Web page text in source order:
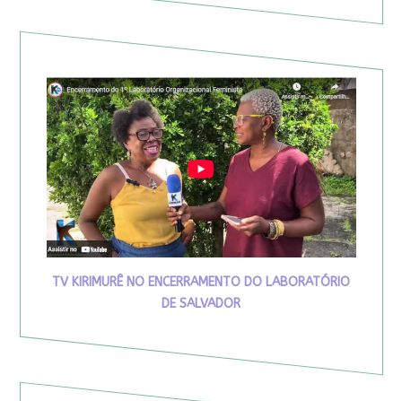
TV KIRIMURÊ NO ENCERRAMENTO DO LABORATÓRIO
DE SALVADOR